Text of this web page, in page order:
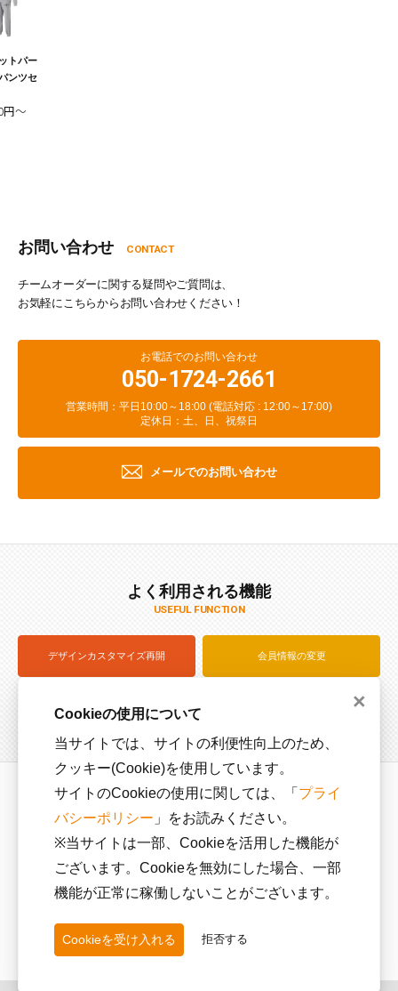
トパー
ンツセ
円～
お問い合わせ CONTACT
チームオーダーに関する疑問やご質問は、
お気軽にこちらからお問い合わせください！
お電話でのお問い合わせ
050-1724-2661
営業時間：平日10:00～18:00 (電話対応 : 12:00～17:00)
定休日：土、日、祝祭日
メールでのお問い合わせ
よく利用される機能
USEFUL FUNCTION
デザインカスタマイズ再開 会員情報の変更
注文状況を確認（ログイン）
運営会社 利用規約
プライバシーポリシー
カスタマーハラスメントに
対する方針
特定商取引に関する法律に
基づく表記
SNS
×
Cookieの使用について
当サイトでは、サイトの利便性向上のため、
クッキー(Cookie)を使用しています。
サイトのCookieの使用に関しては、「 プライ
バシーポリシー 」をお読みください。
※当サイトは一部、Cookieを活用した機能が
ございます。Cookieを無効にした場合、一部
機能が正常に稼働しないことがございます。
Cookieを受け入れる 拒否する